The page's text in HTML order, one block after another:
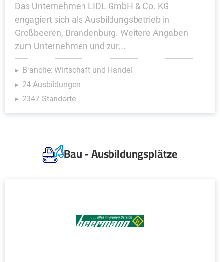
Das Unternehmen LIDL GmbH & Co. KG
engagiert sich als Ausbildungsbetrieb in
Großbeeren, Brandenburg. Weitere Angaben
zum Unternehmen und zur...
Branche: Wirtschaft und Handel
24 Ausbildungen
2347 Standorte
Bau - Ausbildungsplätze